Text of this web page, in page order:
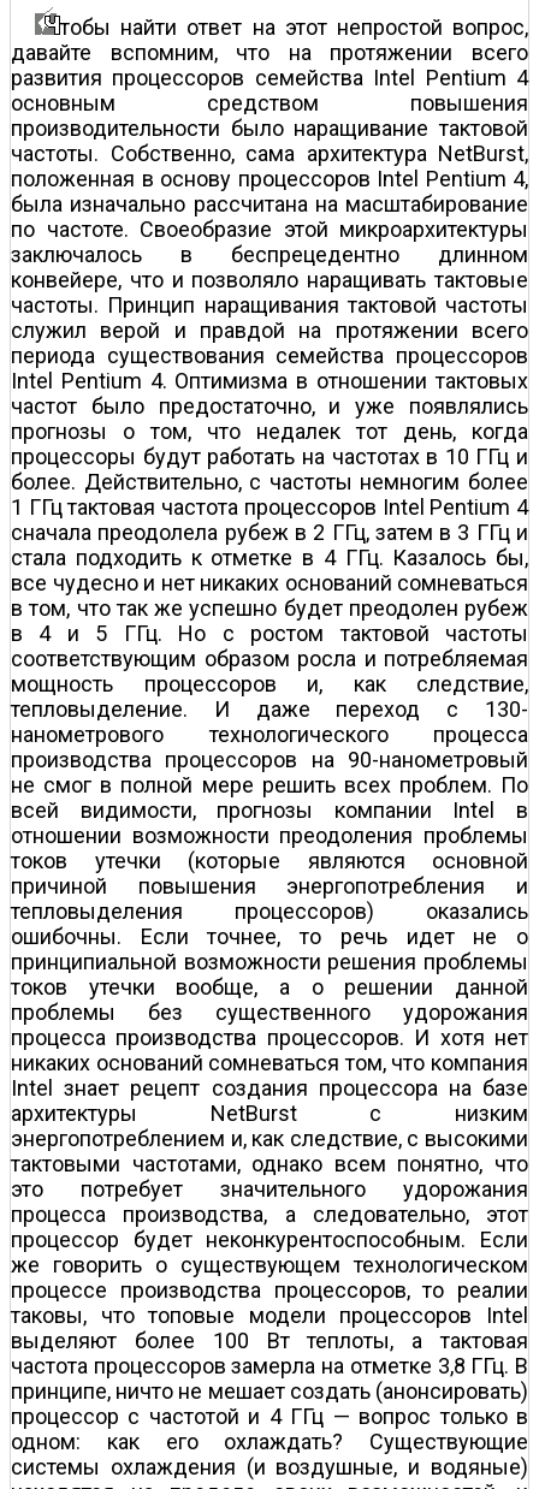
тобы найти ответ на этот непростой вопрос,
давайте вспомним, что на протяжении всего
развития процессоров семейства Intel Pentium 4
основным средством повышения
производительности было наращивание тактовой
частоты. Собственно, сама архитектура NetBurst,
положенная в основу процессоров Intel Pentium 4,
была изначально рассчитана на масштабирование
по частоте. Своеобразие этой микроархитектуры
заключалось в беспрецедентно длинном
конвейере, что и позволяло наращивать тактовые
частоты. Принцип наращивания тактовой частоты
служил верой и правдой на протяжении всего
периода существования семейства процессоров
Intel Pentium 4. Оптимизма в отношении тактовых
частот было предостаточно, и уже появлялись
прогнозы о том, что недалек тот день, когда
процессоры будут работать на частотах в 10 ГГц и
более. Действительно, с частоты немногим более
1 ГГц тактовая частота процессоров Intel Pentium 4
сначала преодолела рубеж в 2 ГГц, затем в 3 ГГц и
стала подходить к отметке в 4 ГГц. Казалось бы,
все чудесно и нет никаких оснований сомневаться
в том, что так же успешно будет преодолен рубеж
в 4 и 5 ГГц. Но с ростом тактовой частоты
соответствующим образом росла и потребляемая
мощность процессоров и, как следствие,
тепловыделение. И даже переход с 130-
нанометрового технологического процесса
производства процессоров на 90-нанометровый
не смог в полной мере решить всех проблем. По
всей видимости, прогнозы компании Intel в
отношении возможности преодоления проблемы
токов утечки (которые являются основной
причиной повышения энергопотребления и
тепловыделения процессоров) оказались
ошибочны. Если точнее, то речь идет не о
принципиальной возможности решения проблемы
токов утечки вообще, а о решении данной
проблемы без существенного удорожания
процесса производства процессоров. И хотя нет
никаких оснований сомневаться том, что компания
Intel знает рецепт создания процессора на базе
архитектуры NetBurst с низким
энергопотреблением и, как следствие, с высокими
тактовыми частотами, однако всем понятно, что
это потребует значительного удорожания
процесса производства, а следовательно, этот
процессор будет неконкурентоспособным. Если
же говорить о существующем технологическом
процессе производства процессоров, то реалии
таковы, что топовые модели процессоров Intel
выделяют более 100 Вт теплоты, а тактовая
частота процессоров замерла на отметке 3,8 ГГц. В
принципе, ничто не мешает создать (анонсировать)
процессор с частотой и 4 ГГц — вопрос только в
одном: как его охлаждать? Существующие
системы охлаждения (и воздушные, и водяные)